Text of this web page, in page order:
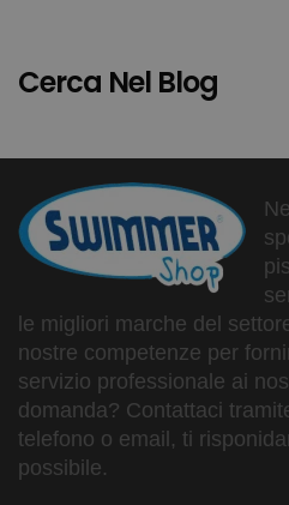
Cerca Nel Blog
le migliori marche del
nostre competenze per
servizio professionale ai
domanda? Contattaci
telefono o email, ti
possibile.